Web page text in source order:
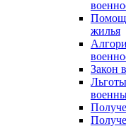
жилья
Закон